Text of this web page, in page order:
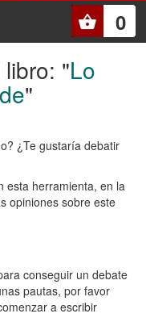
0
"Lo
"
¿Te gustaría debatir
esta herramienta, en la
opiniones sobre este
conseguir un debate
pautas, por favor
a escribir